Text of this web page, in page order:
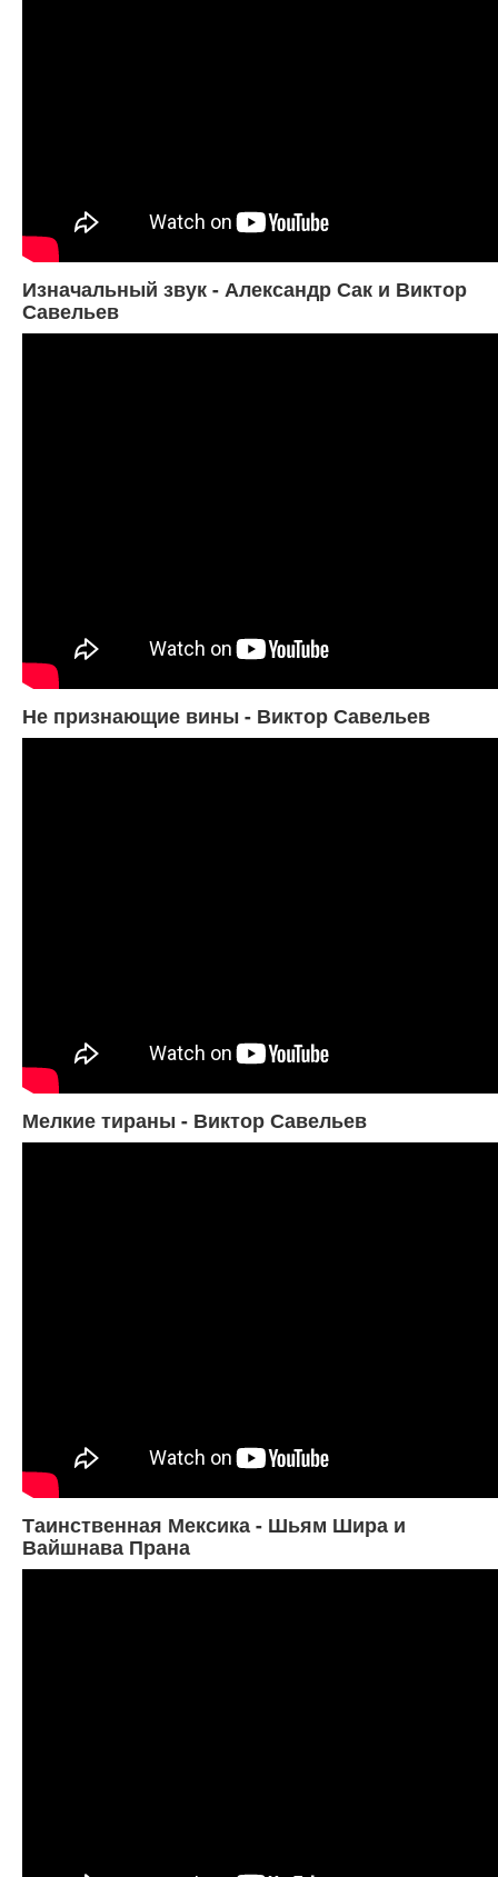
Изначальный звук - Александр Сак и Виктор
Савельев
Не признающие вины - Виктор Савельев
Мелкие тираны - Виктор Савельев
Таинственная Мексика - Шьям Шира и
Вайшнава Прана